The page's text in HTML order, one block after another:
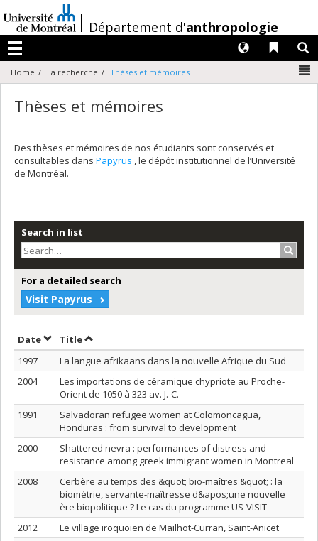
au
contenu
/Département d'anthropologie
Menu
Liens
Langues
Home La recherche Thèses et mémoires
Thèses et mémoires
Des thèses et mémoires de nos étudiants sont conservés et
consultables dans Papyrus , le dépôt institutionnel de l’Université
de Montréal.
Search in list
For a detailed search
Visit Papyrus
DateSort by date in descending order
TitleSort by title in descending order
1997
La langue afrikaans dans la nouvelle Afrique du Sud
2004
Les importations de céramique chypriote au Proche-
Orient de 1050 à 323 av. J.-C.
1991
Salvadoran refugee women at Colomoncagua,
Honduras : from survival to development
2000
Shattered nevra : performances of distress and
resistance among greek immigrant women in Montreal
2008
Cerbère au temps des &quot; bio-maîtres &quot; : la
biométrie, servante-maîtresse d&apos;une nouvelle
ère biopolitique ? Le cas du programme US-VISIT
2012
Le village iroquoien de Mailhot-Curran, Saint-Anicet